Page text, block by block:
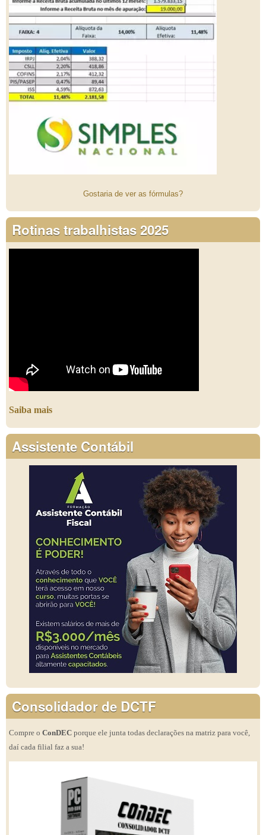
Gostaria de ver as fórmulas?
Rotinas trabalhistas 2025
Saiba mais
Assistente Contábil
Consolidador de DCTF
Compre o ConDEC porque ele junta todas declarações na matriz para você,
daí cada filial faz a sua!